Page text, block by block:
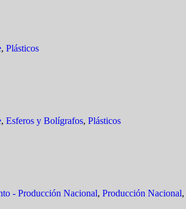
, Plásticos
, Esferos y Bolígrafos, Plásticos
- Producción Nacional, Producción Nacional,